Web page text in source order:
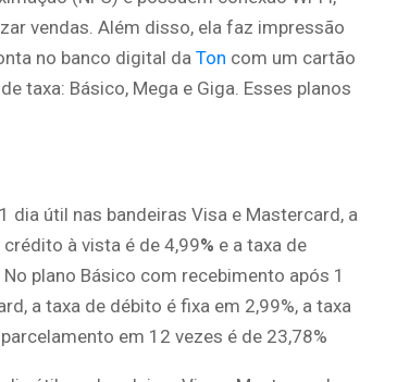
vendas. Além disso, ela faz impressão
no banco digital da Ton com um cartão
taxa: Básico, Mega e Giga. Esses planos
dia útil nas bandeiras Visa e Mastercard, a
à vista é de 4,99% e a taxa de
plano Básico com recebimento após 1
a taxa de débito é fixa em 2,99%, a taxa
em 12 vezes é de 23,78%